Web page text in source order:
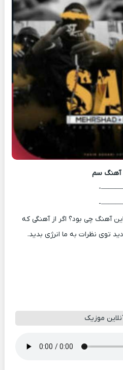
سم
آهنگ چی بود؟ اگر از آهنگی که
توی نظرات به ما انرژی بدید.
موزیک